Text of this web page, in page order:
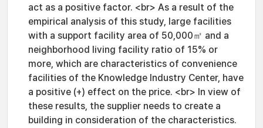
act as a positive factor. <br> As a result of the
empirical analysis of this study, large facilities
with a support facility area of 50,000㎡ and a
neighborhood living facility ratio of 15% or
more, which are characteristics of convenience
facilities of the Knowledge Industry Center, have
a positive (+) effect on the price. <br> In view of
these results, the supplier needs to create a
building in consideration of the characteristics.